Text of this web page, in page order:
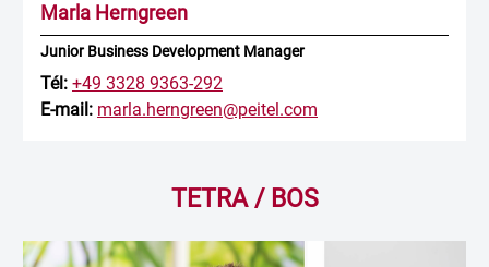
Marla Herngreen
Junior Business Development Manager
Tél: +49 3328 9363-292
E-mail: marla.herngreen@peitel.com
TETRA / BOS